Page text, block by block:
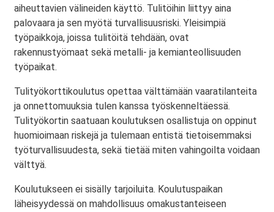
aiheuttavien välineiden käyttö. Tulitöihin liittyy aina
palovaara ja sen myötä turvallisuusriski. Yleisimpiä
työpaikkoja, joissa tulitöitä tehdään, ovat
rakennustyömaat sekä metalli- ja kemianteollisuuden
työpaikat.
Tulityökorttikoulutus opettaa välttämään vaaratilanteita
ja onnettomuuksia tulen kanssa työskenneltäessä.
Tulityökortin saatuaan koulutuksen osallistuja on oppinut
huomioimaan riskejä ja tulemaan entistä tietoisemmaksi
työturvallisuudesta, sekä tietää miten vahingoilta voidaan
välttyä.
Koulutukseen ei sisälly tarjoiluita. Koulutuspaikan
läheisyydessä on mahdollisuus omakustanteiseen